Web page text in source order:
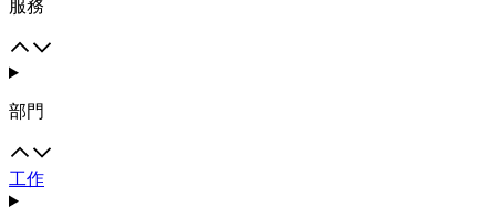
服務
部門
工作